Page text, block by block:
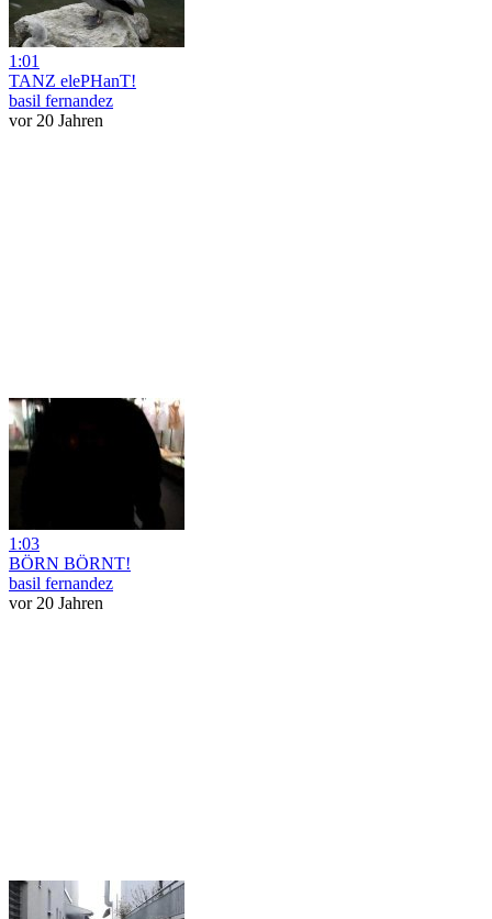
1:01
TANZ elePHanT!
basil fernandez
vor 20 Jahren
1:03
BÖRN BÖRNT!
basil fernandez
vor 20 Jahren